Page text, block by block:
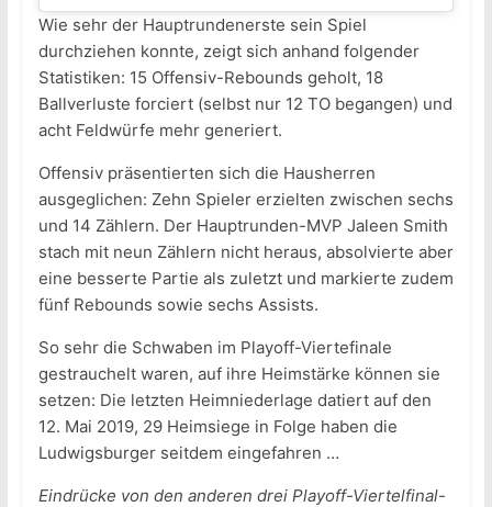
Wie sehr der Hauptrundenerste sein Spiel
durchziehen konnte, zeigt sich anhand folgender
Statistiken: 15 Offensiv-Rebounds geholt, 18
Ballverluste forciert (selbst nur 12 TO begangen) und
acht Feldwürfe mehr generiert.
Offensiv präsentierten sich die Hausherren
ausgeglichen: Zehn Spieler erzielten zwischen sechs
und 14 Zählern. Der Hauptrunden-MVP Jaleen Smith
stach mit neun Zählern nicht heraus, absolvierte aber
eine besserte Partie als zuletzt und markierte zudem
fünf Rebounds sowie sechs Assists.
So sehr die Schwaben im Playoff-Viertefinale
gestrauchelt waren, auf ihre Heimstärke können sie
setzen: Die letzten Heimniederlage datiert auf den
12. Mai 2019, 29 Heimsiege in Folge haben die
Ludwigsburger seitdem eingefahren …
Eindrücke von den anderen drei Playoff-Viertelfinal-